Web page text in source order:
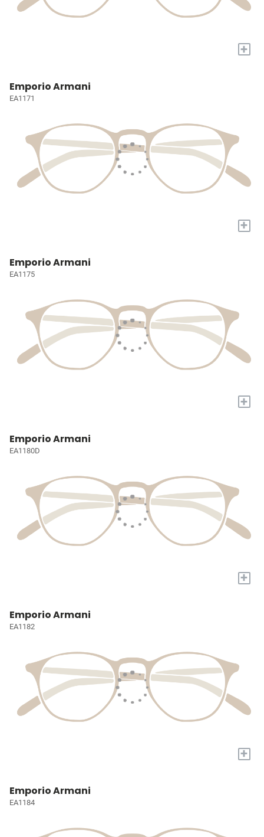
+
Emporio Armani
EA1171
+
Emporio Armani
EA1175
+
Emporio Armani
EA1180D
+
Emporio Armani
EA1182
+
Emporio Armani
EA1184